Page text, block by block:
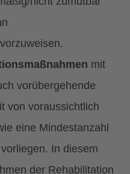
mit
vorübergehende
von voraussichtlich
eine Mindestanzahl
In diesem
der Rehabilitation